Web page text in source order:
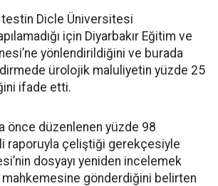
testin Dicle Üniversitesi
için Diyarbakır Eğitim ve
yönlendirildiğini ve burada
ürolojik maluliyetin yüzde 25
ifade etti.
önce düzenlenen yüzde 98
raporuyla çeliştiği gerekçesiyle
dosyayı yeniden incelemek
gönderdiğini belirten